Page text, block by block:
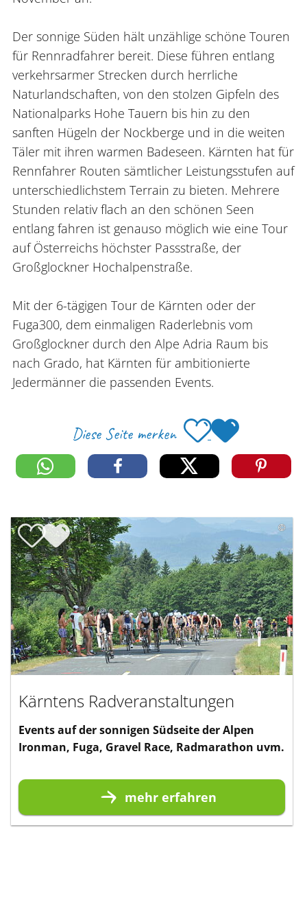
Der sonnige Süden hält unzählige schöne Touren
für Rennradfahrer bereit. Diese führen entlang
verkehrsarmer Strecken durch herrliche
Naturlandschaften, von den stolzen Gipfeln des
Nationalparks Hohe Tauern bis hin zu den
sanften Hügeln der Nockberge und in die weiten
Täler mit ihren warmen Badeseen. Kärnten hat für
Rennfahrer Routen sämtlicher Leistungsstufen auf
unterschiedlichstem Terrain zu bieten. Mehrere
Stunden relativ flach an den schönen Seen
entlang fahren ist genauso möglich wie eine Tour
auf Österreichs höchster Passstraße, der
Großglockner Hochalpenstraße.
Mit der 6-tägigen Tour de Kärnten oder der
Fuga300, dem einmaligen Raderlebnis vom
Großglockner durch den Alpe Adria Raum bis
nach Grado, hat Kärnten für ambitionierte
Jedermänner die passenden Events.
Diese Seite merken
Fuga300
vom Gletscher zum Meer in einem Tag
Für jeden Rennradfahrer sind 300 km an einem Tag
eine einmalige Strecke für dieses Vorhaben.
mehrerfahren